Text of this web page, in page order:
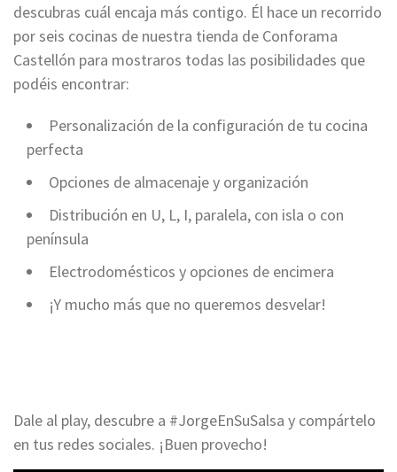
descubras cuál encaja más contigo. Él hace un recorrido
por seis cocinas de nuestra tienda de Conforama
Castellón para mostraros todas las posibilidades que
podéis encontrar:
Personalización de la configuración de tu cocina
perfecta
Opciones de almacenaje y organización
Distribución en U, L, I, paralela, con isla o con
península
Electrodomésticos y opciones de encimera
¡Y mucho más que no queremos desvelar!
Dale al play, descubre a #JorgeEnSuSalsa y compártelo
en tus redes sociales. ¡Buen provecho!